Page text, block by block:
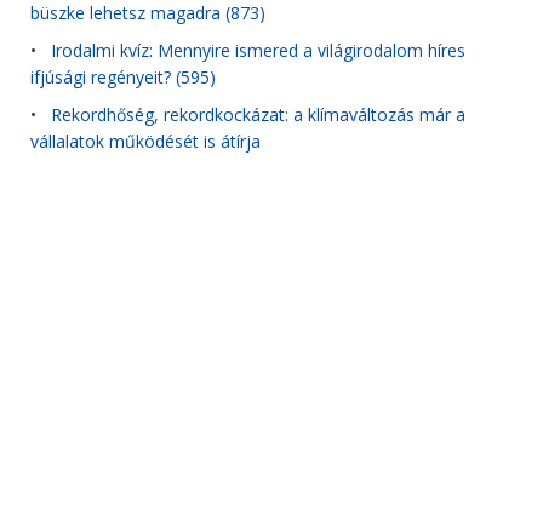
büszke lehetsz magadra (873)
• Irodalmi kvíz: Mennyire ismered a világirodalom híres
ifjúsági regényeit? (595)
• Rekordhőség, rekordkockázat: a klímaváltozás már a
vállalatok működését is átírja